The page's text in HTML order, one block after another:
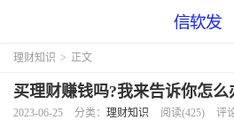
理财知识 > 正文
买理财赚钱吗?我来告诉你怎么
2023-06-25 分类： 理财知识 阅读(425) 评